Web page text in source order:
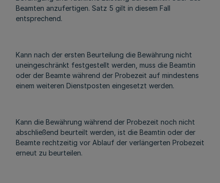
Beamten anzufertigen. Satz 5 gilt in diesem Fall
entsprechend.
Kann nach der ersten Beurteilung die Bewährung nicht
uneingeschränkt festgestellt werden, muss die Beamtin
oder der Beamte während der Probezeit auf mindestens
einem weiteren Dienstposten eingesetzt werden.
Kann die Bewährung während der Probezeit noch nicht
abschließend beurteilt werden, ist die Beamtin oder der
Beamte rechtzeitig vor Ablauf der verlängerten Probezeit
erneut zu beurteilen.